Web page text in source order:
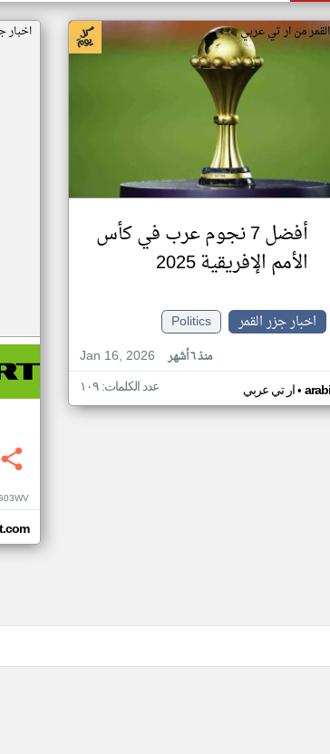
من ار تي عربي
أفضل 7 نجوم عرب في كأس
الأمم الإفريقية 2025
اخبار جزر القمر
Politics
Jan 16, 2026
منذ ٦ أشهر
ار تي عربي• عدد الكلمات: ١٠٩
اخبار